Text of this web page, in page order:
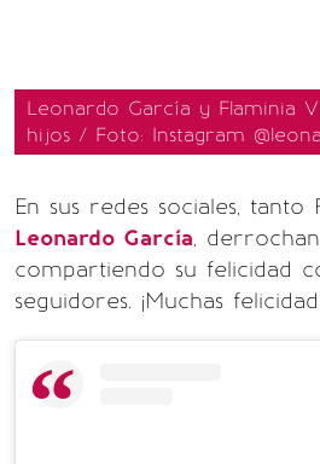
Leonardo García y Flaminia
hijos / Foto: Instagram
En sus redes sociales, tanto
Leonardo García,
compartiendo su felicidad
seguidores. ¡Muchas